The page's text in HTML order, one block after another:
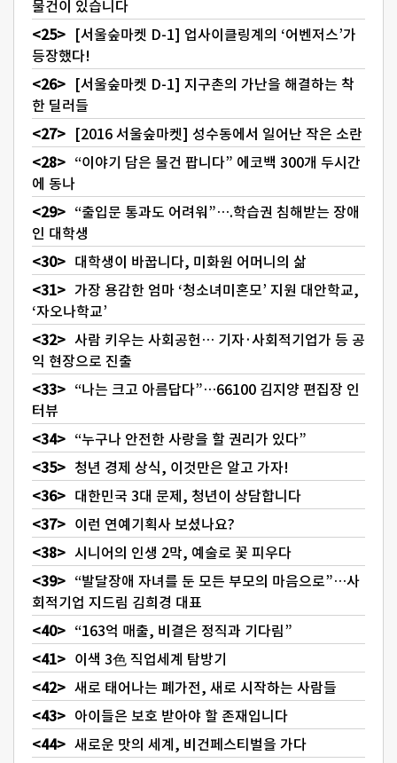
물건이 있습니다
[서울숲마켓 D-1] 업사이클링계의 ‘어벤저스’가
등장했다!
[서울숲마켓 D-1] 지구촌의 가난을 해결하는 착
한 딜러들
[2016 서울숲마켓] 성수동에서 일어난 작은 소란
“이야기 담은 물건 팝니다” 에코백 300개 두시간
에 동나
“출입문 통과도 어려워”….학습권 침해받는 장애
인 대학생
대학생이 바꿉니다, 미화원 어머니의 삶
가장 용감한 엄마 ‘청소녀미혼모’ 지원 대안학교,
‘자오나학교’
사람 키우는 사회공헌… 기자·사회적기업가 등 공
익 현장으로 진출
“나는 크고 아름답다”…66100 김지양 편집장 인
터뷰
“누구나 안전한 사랑을 할 권리가 있다”
청년 경제 상식, 이것만은 알고 가자!
대한민국 3대 문제, 청년이 상담합니다
이런 연예기획사 보셨나요?
시니어의 인생 2막, 예술로 꽃 피우다
“발달장애 자녀를 둔 모든 부모의 마음으로”…사
회적기업 지드림 김희경 대표
“163억 매출, 비결은 정직과 기다림”
이색 3色 직업세계 탐방기
새로 태어나는 폐가전, 새로 시작하는 사람들
아이들은 보호 받아야 할 존재입니다
새로운 맛의 세계, 비건페스티벌을 가다